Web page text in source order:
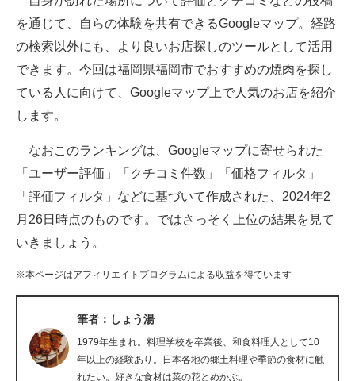
ITの今と未来を見通す
スマホと通信の最新トレンド
進化するPCとデバイスの未来
好きが集まる 比べて選べる
ビジネスと働き方のヒント
企業ITのトレンドを詳説
ITエンジニア向け専門サイト
企業向けIT製品の総合サイト
を通じて、自らの体験を共有できるGoogleマップ。経路
の検索以外にも、より良いお店探しのツールとして活用
できます。今回は福岡県福岡市でおすすめの焼肉を探し
ている人に向けて、Googleマップ上で人気のお店を紹介
します。
なおこのランキングは、Googleマップに寄せられた
「ユーザー評価」「クチコミ件数」「価格フィルタ」
「評価フィルタ」などに基づいて作成された、2024年2
月26日時点のものです。ではさっそく上位の結果を見て
いきましょう。
※本ページはアフィリエイトプログラムによる収益を得ています
筆者：しょう湯
1979年生まれ。料理学校を卒業後、和食料理人として10
年以上の経験あり。日本各地の郷土料理や季節の食材に触
れたい。好きな食材は菜の花とめかぶ。